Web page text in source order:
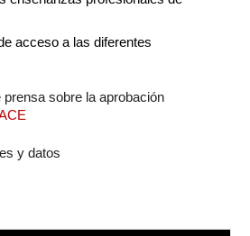
acceso a las diferentes
prensa sobre la aprobación
y datos